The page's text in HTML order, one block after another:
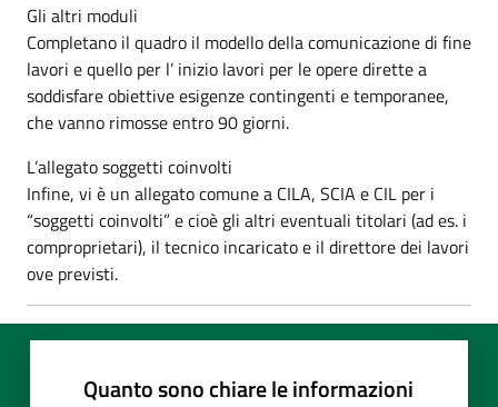
Gli altri moduli
Completano il quadro il modello della comunicazione di fine
lavori e quello per l’ inizio lavori per le opere dirette a
soddisfare obiettive esigenze contingenti e temporanee,
che vanno rimosse entro 90 giorni.
L’allegato soggetti coinvolti
Infine, vi è un allegato comune a CILA, SCIA e CIL per i
“soggetti coinvolti” e cioè gli altri eventuali titolari (ad es. i
comproprietari), il tecnico incaricato e il direttore dei lavori
ove previsti.
Quanto sono chiare le informazioni